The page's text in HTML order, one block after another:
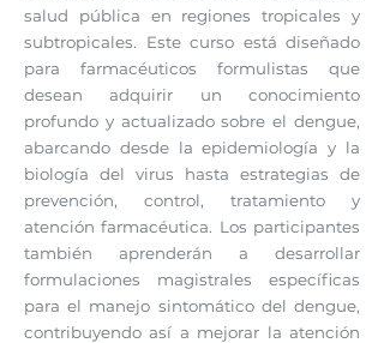
salud pública en regiones tropicales y
subtropicales. Este curso está diseñado
para farmacéuticos formulistas que
desean adquirir un conocimiento
profundo y actualizado sobre el dengue,
abarcando desde la epidemiología y la
biología del virus hasta estrategias de
prevención, control, tratamiento y
atención farmacéutica. Los participantes
también aprenderán a desarrollar
formulaciones magistrales específicas
para el manejo sintomático del dengue,
contribuyendo así a mejorar la atención